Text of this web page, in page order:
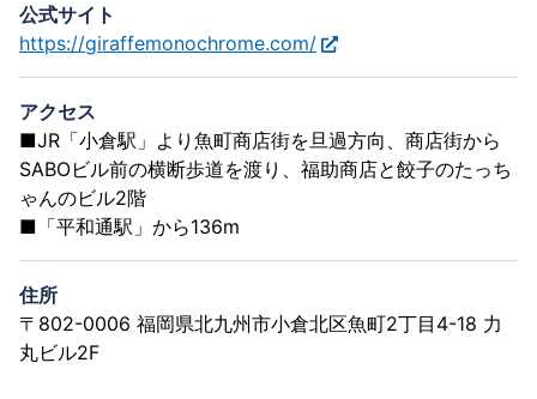
公式サイト
https://giraffemonochrome.com/
アクセス
■JR「小倉駅」より魚町商店街を旦過方向、商店街から
SABOビル前の横断歩道を渡り、福助商店と餃子のたっち
ゃんのビル2階
■「平和通駅」から136m
住所
〒802-0006 福岡県北九州市小倉北区魚町2丁目4-18 力
丸ビル2F